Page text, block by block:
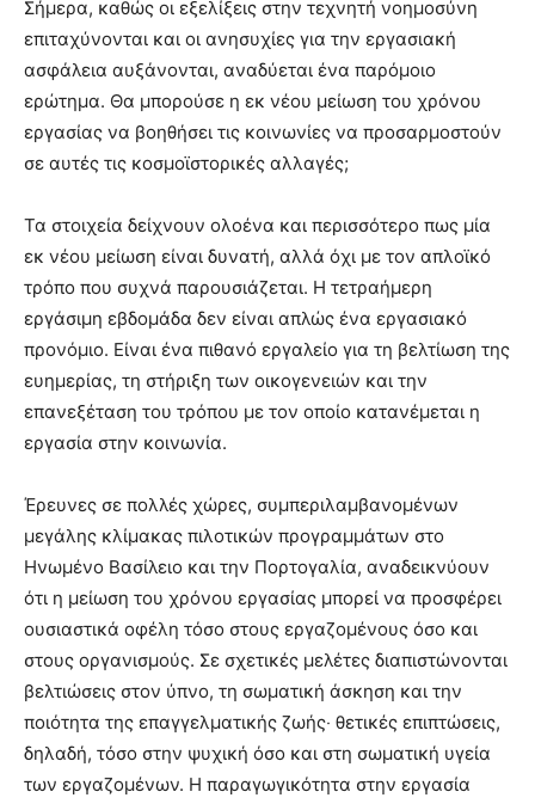
Σήμερα, καθώς οι εξελίξεις στην τεχνητή νοημοσύνη
επιταχύνονται και οι ανησυχίες για την εργασιακή
ασφάλεια αυξάνονται, αναδύεται ένα παρόμοιο
ερώτημα. Θα μπορούσε η εκ νέου μείωση του χρόνου
εργασίας να βοηθήσει τις κοινωνίες να προσαρμοστούν
σε αυτές τις κοσμοϊστορικές αλλαγές;
Τα στοιχεία δείχνουν ολοένα και περισσότερο πως μία
εκ νέου μείωση είναι δυνατή, αλλά όχι με τον απλοϊκό
τρόπο που συχνά παρουσιάζεται. Η τετραήμερη
εργάσιμη εβδομάδα δεν είναι απλώς ένα εργασιακό
προνόμιο. Είναι ένα πιθανό εργαλείο για τη βελτίωση της
ευημερίας, τη στήριξη των οικογενειών και την
επανεξέταση του τρόπου με τον οποίο κατανέμεται η
εργασία στην κοινωνία.
Έρευνες σε πολλές χώρες, συμπεριλαμβανομένων
μεγάλης κλίμακας πιλοτικών προγραμμάτων στο
Ηνωμένο Βασίλειο και την Πορτογαλία, αναδεικνύουν
ότι η μείωση του χρόνου εργασίας μπορεί να προσφέρει
ουσιαστικά οφέλη τόσο στους εργαζομένους όσο και
στους οργανισμούς. Σε σχετικές μελέτες διαπιστώνονται
βελτιώσεις στον ύπνο, τη σωματική άσκηση και την
ποιότητα της επαγγελματικής ζωής‧ θετικές επιπτώσεις,
δηλαδή, τόσο στην ψυχική όσο και στη σωματική υγεία
των εργαζομένων. Η παραγωγικότητα στην εργασία